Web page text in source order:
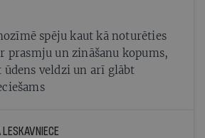
spēju kaut kā noturēties
prasmju un zināšanu kopums,
ūdens veldzi un arī glābt
LESKAVNIECE